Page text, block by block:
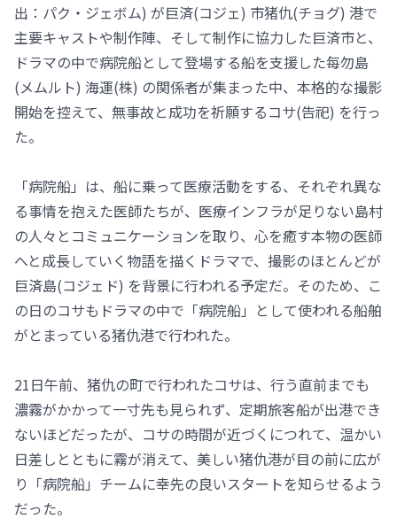
出：パク・ジェボム) が巨済(コジェ) 市猪仇(チョグ) 港で
主要キャストや制作陣、そして制作に協力した巨済市と、
ドラマの中で病院船として登場する船を支援した每勿島
(メムルト) 海運(株) の関係者が集まった中、本格的な撮影
開始を控えて、無事故と成功を祈願するコサ(告祀) を行っ
た。
「病院船」は、船に乗って医療活動をする、それぞれ異な
る事情を抱えた医師たちが、医療インフラが足りない島村
の人々とコミュニケーションを取り、心を癒す本物の医師
へと成長していく物語を描くドラマで、撮影のほとんどが
巨済島(コジェド) を背景に行われる予定だ。そのため、こ
の日のコサもドラマの中で「病院船」として使われる船舶
がとまっている猪仇港で行われた。
21日午前、猪仇の町で行われたコサは、行う直前までも
濃霧がかかって一寸先も見られず、定期旅客船が出港でき
ないほどだったが、コサの時間が近づくにつれて、温かい
日差しとともに霧が消えて、美しい猪仇港が目の前に広が
り「病院船」チームに幸先の良いスタートを知らせるよう
だった。